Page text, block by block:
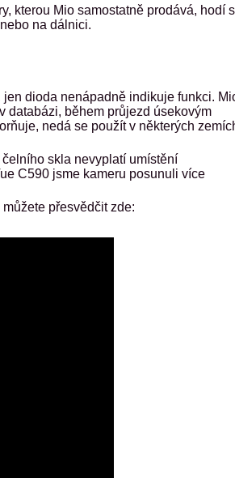
kterou Mio samostatně prodává, hodí
na dálnici.
dioda nenápadně indikuje funkci.
databázi, během průjezd úsekovým
nedá se použít v některých
skla nevyplatí umístění
C590 jsme kameru posunuli více
přesvědčit zde: